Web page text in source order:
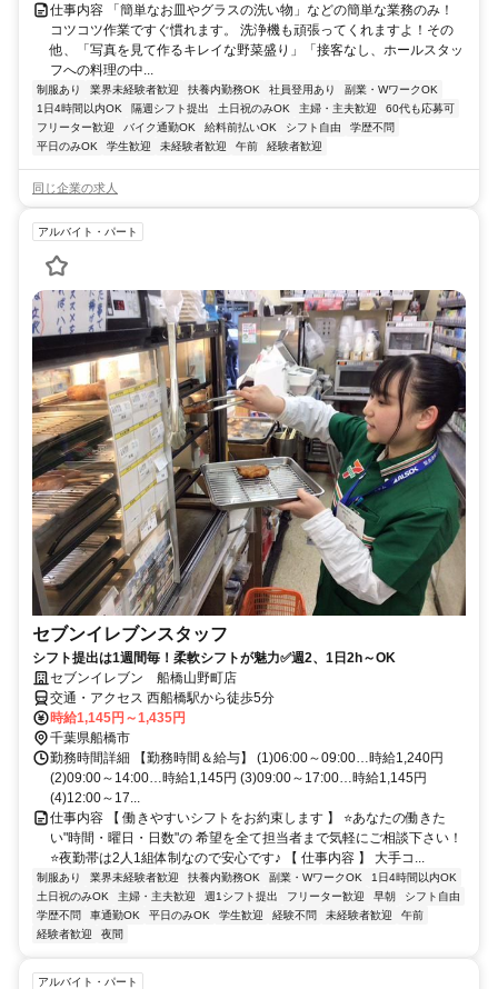
仕事内容 「簡単なお皿やグラスの洗い物」などの簡単な業務のみ！
コツコツ作業ですぐ慣れます。 洗浄機も頑張ってくれますよ！その
他、「写真を見て作るキレイな野菜盛り」「接客なし、ホールスタッ
フへの料理の中...
制服あり 業界未経験者歓迎 扶養内勤務OK 社員登用あり
副業・WワークOK
1日4時間以内OK
隔週シフト提出 土日祝のみOK 主婦・主夫歓迎
60代も応募可
フリーター歓迎
バイク通勤OK 給料前払いOK シフト自由
学歴不問
平日のみOK
学生歓迎 未経験者歓迎 午前 経験者歓迎
同じ企業の求人
アルバイト・パート
セブンイレブンスタッフ
シフト提出は1週間毎！柔軟シフトが魅力✅週2、1日2h～OK
セブンイレブン 船橋山野町店
交通・アクセス 西船橋駅から徒歩5分
時給1,145円～1,435円
千葉県船橋市
勤務時間詳細 【勤務時間＆給与】 (1)06:00～09:00…時給1,240円
(2)09:00～14:00…時給1,145円 (3)09:00～17:00…時給1,145円
(4)12:00～17...
仕事内容 【 働きやすいシフトをお約束します 】 ⭐あなたの働きた
い"時間・曜日・日数"の 希望を全て担当者まで気軽にご相談下さい！
⭐夜勤帯は2人1組体制なので安心です♪ 【 仕事内容 】 大手コ...
制服あり 業界未経験者歓迎 扶養内勤務OK 副業・WワークOK
1日4時間以内OK
土日祝のみOK
主婦・主夫歓迎 週1シフト提出 フリーター歓迎 早朝
シフト自由
学歴不問
車通勤OK 平日のみOK 学生歓迎 経験不問 未経験者歓迎
午前
経験者歓迎
夜間
アルバイト・パート